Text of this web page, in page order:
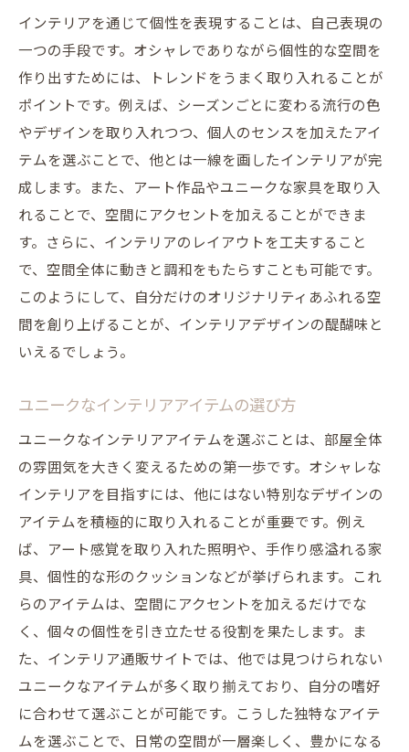
インテリアを通じて個性を表現することは、自己表現の
一つの手段です。オシャレでありながら個性的な空間を
作り出すためには、トレンドをうまく取り入れることが
ポイントです。例えば、シーズンごとに変わる流行の色
やデザインを取り入れつつ、個人のセンスを加えたアイ
テムを選ぶことで、他とは一線を画したインテリアが完
成します。また、アート作品やユニークな家具を取り入
れることで、空間にアクセントを加えることができま
す。さらに、インテリアのレイアウトを工夫すること
で、空間全体に動きと調和をもたらすことも可能です。
このようにして、自分だけのオリジナリティあふれる空
間を創り上げることが、インテリアデザインの醍醐味と
いえるでしょう。
ユニークなインテリアアイテムの選び方
ユニークなインテリアアイテムを選ぶことは、部屋全体
の雰囲気を大きく変えるための第一歩です。オシャレな
インテリアを目指すには、他にはない特別なデザインの
アイテムを積極的に取り入れることが重要です。例え
ば、アート感覚を取り入れた照明や、手作り感溢れる家
具、個性的な形のクッションなどが挙げられます。これ
らのアイテムは、空間にアクセントを加えるだけでな
く、個々の個性を引き立たせる役割を果たします。ま
た、インテリア通販サイトでは、他では見つけられない
ユニークなアイテムが多く取り揃えており、自分の嗜好
に合わせて選ぶことが可能です。こうした独特なアイテ
ムを選ぶことで、日常の空間が一層楽しく、豊かになる